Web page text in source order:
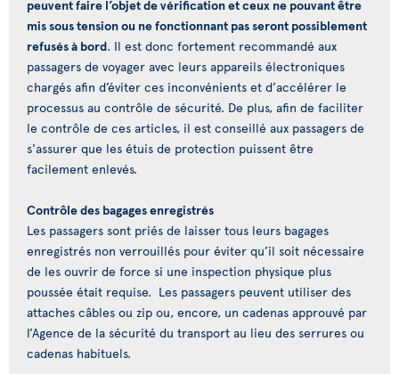
peuvent faire l’objet de vérification et ceux ne pouvant être
mis sous tension ou ne fonctionnant pas seront possiblement
refusés à bord. Il est donc fortement recommandé aux
passagers de voyager avec leurs appareils électroniques
chargés afin d’éviter ces inconvénients et d’accélérer le
processus au contrôle de sécurité. De plus, afin de faciliter
le contrôle de ces articles, il est conseillé aux passagers de
s'assurer que les étuis de protection puissent être
facilement enlevés.
Contrôle des bagages enregistrés
Les passagers sont priés de laisser tous leurs bagages
enregistrés non verrouillés pour éviter qu’il soit nécessaire
de les ouvrir de force si une inspection physique plus
poussée était requise. Les passagers peuvent utiliser des
attaches câbles ou zip ou, encore, un cadenas approuvé par
l’Agence de la sécurité du transport au lieu des serrures ou
cadenas habituels.